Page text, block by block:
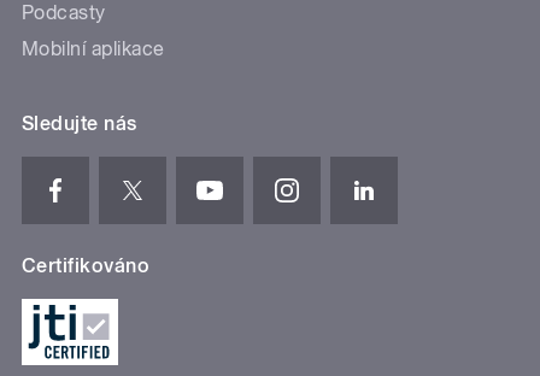
Podcasty
Mobilní aplikace
Sledujte nás
Certifikováno